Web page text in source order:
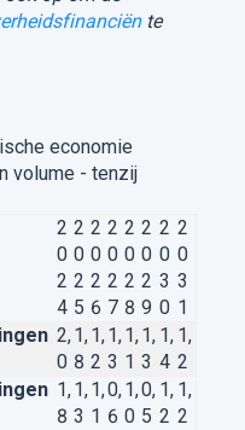
te
economie
volume - tenzij
2
0
2
4
2
0
2
5
2
0
2
6
2
0
2
7
2
0
2
8
2
0
2
9
2
0
3
0
2
0
3
1
2,
0
1,
8
1,
2
1,
3
1,
1
1,
3
1,
4
1,
2
1,
8
1,
3
1,
1
0,
6
1,
0
0,
5
1,
2
1,
2